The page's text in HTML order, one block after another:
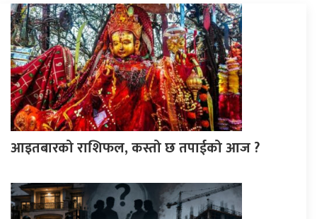
आइतबारको राशिफल, कस्तो छ तपाईको आज ?